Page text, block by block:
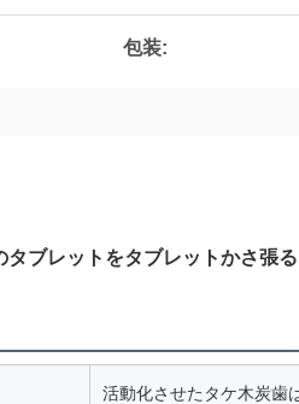
包装:
タブレットをタブレットかさ張
活動化させたタケ木炭歯